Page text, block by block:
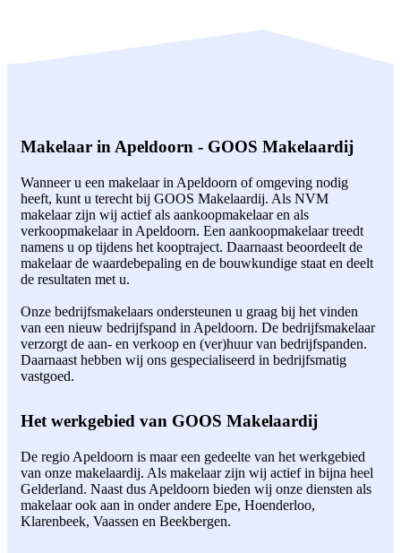
Makelaar in Apeldoorn - GOOS Makelaardij
Wanneer u een makelaar in Apeldoorn of omgeving nodig
heeft, kunt u terecht bij GOOS Makelaardij. Als NVM
makelaar zijn wij actief als aankoopmakelaar en als
verkoopmakelaar in Apeldoorn. Een aankoopmakelaar treedt
namens u op tijdens het kooptraject. Daarnaast beoordeelt de
makelaar de waardebepaling en de bouwkundige staat en deelt
de resultaten met u.
Onze bedrijfsmakelaars ondersteunen u graag bij het vinden
van een nieuw bedrijfspand in Apeldoorn. De bedrijfsmakelaar
verzorgt de aan- en verkoop en (ver)huur van bedrijfspanden.
Daarnaast hebben wij ons gespecialiseerd in bedrijfsmatig
vastgoed.
Het werkgebied van GOOS Makelaardij
De regio Apeldoorn is maar een gedeelte van het werkgebied
van onze makelaardij. Als makelaar zijn wij actief in bijna heel
Gelderland. Naast dus Apeldoorn bieden wij onze diensten als
makelaar ook aan in onder andere Epe, Hoenderloo,
Klarenbeek, Vaassen en Beekbergen.